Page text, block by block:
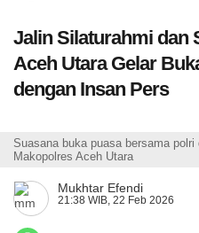
Jalin Silaturahmi dan
Aceh Utara Gelar
dengan Insan Pers
Suasana buka puasa bersama
Makopolres Aceh Utara
Mukhtar Efendi
21:38 WIB, 22 Feb 2026